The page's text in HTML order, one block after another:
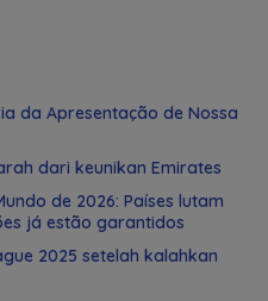
da Apresentação de Nossa
dari keunikan Emirates
de 2026: Países lutam
já estão garantidos
2025 setelah kalahkan